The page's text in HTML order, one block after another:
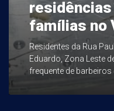
famílias no
Residentes da Rua
Eduardo, Zona Leste
frequente de barbeiros